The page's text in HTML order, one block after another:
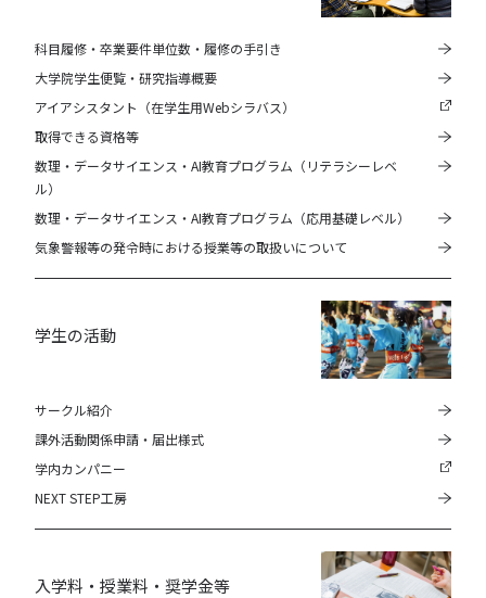
科目履修・卒業要件単位数・履修の手引き
大学院学生便覧・研究指導概要
アイアシスタント（在学生用Webシラバス）
取得できる資格等
数理・データサイエンス・AI教育プログラム（リテラシーレベ
ル）
数理・データサイエンス・AI教育プログラム（応用基礎レベル）
気象警報等の発令時における授業等の取扱いについて
学生の活動
サークル紹介
課外活動関係申請・届出様式
学内カンパニー
NEXT STEP工房
入学料・授業料・奨学金等